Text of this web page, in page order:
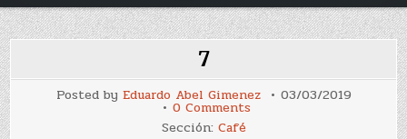
7
Posted by Eduardo Abel Gimenez 03/03/2019
0 Commentson
Sección: Café